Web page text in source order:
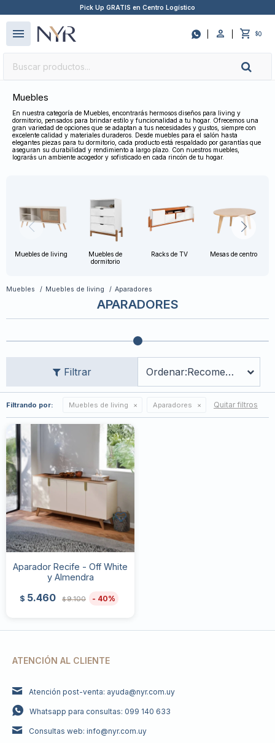
Pick Up GRATIS en Centro Logístico
 $0
menu
Muebles
En nuestra categoría de Muebles, encontrarás hermosos diseños para living y
dormitorio, pensados para brindar estilo y funcionalidad a tu hogar. Ofrecemos una
gran variedad de opciones que se adaptan a tus necesidades y gustos, siempre con
excelente calidad y materiales duraderos. Desde muebles para el salón hasta
elegantes piezas para tu dormitorio, cada producto está respaldado por garantías que
aseguran su durabilidad y rendimiento a largo plazo. Con nuestros muebles,
lograrás un ambiente acogedor y sofisticado en cada rincón de tu hogar.
Muebles de living
Muebles de
dormitorio
Racks de TV Mesas de centro
Muebles Muebles de living Aparadores
APARADORES
Recomendados
Filtrando por: Muebles de living Aparadores Quitar filtros
Aparador Recife - Off White
y Almendra
$ 5.460 $9.100 40
ATENCIÓN AL CLIENTE
Atención post-venta: ayuda@nyr.com.uy
Whatsapp para consultas: 099 140 633
Consultas web: info@nyr.com.uy
close